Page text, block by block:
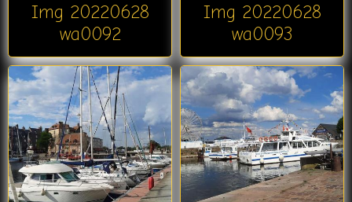
Img 20220628
wa0092
Img 20220628
wa0093